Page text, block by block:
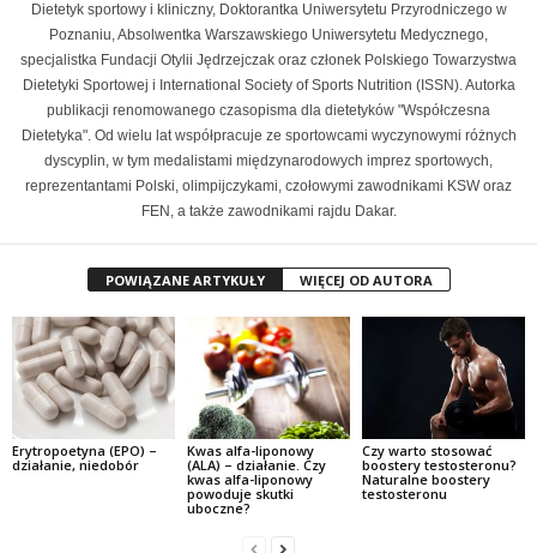
Dietetyk sportowy i kliniczny, Doktorantka Uniwersytetu Przyrodniczego w
Poznaniu, Absolwentka Warszawskiego Uniwersytetu Medycznego,
specjalistka Fundacji Otylii Jędrzejczak oraz członek Polskiego Towarzystwa
Dietetyki Sportowej i International Society of Sports Nutrition (ISSN). Autorka
publikacji renomowanego czasopisma dla dietetyków "Współczesna
Dietetyka". Od wielu lat współpracuje ze sportowcami wyczynowymi różnych
dyscyplin, w tym medalistami międzynarodowych imprez sportowych,
reprezentantami Polski, olimpijczykami, czołowymi zawodnikami KSW oraz
FEN, a także zawodnikami rajdu Dakar.
POWIĄZANE ARTYKUŁY WIĘCEJ OD AUTORA
Erytropoetyna (EPO) –
działanie, niedobór
Kwas alfa-liponowy
(ALA) – działanie. Czy
kwas alfa-liponowy
powoduje skutki
uboczne?
Czy warto stosować
boostery testosteronu?
Naturalne boostery
testosteronu